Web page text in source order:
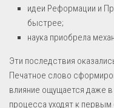
идеи Реформации и
быстрее;
наука приобрела
Эти последствия
Печатное слово
влияние ощущается даже
процесса уходят к первым